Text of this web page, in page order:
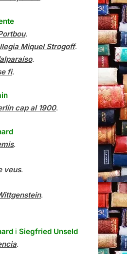
.
Miquel Strogoff.
.
fi.
cap al 1900.
.
veus.
.
i Siegfried Unseld
.